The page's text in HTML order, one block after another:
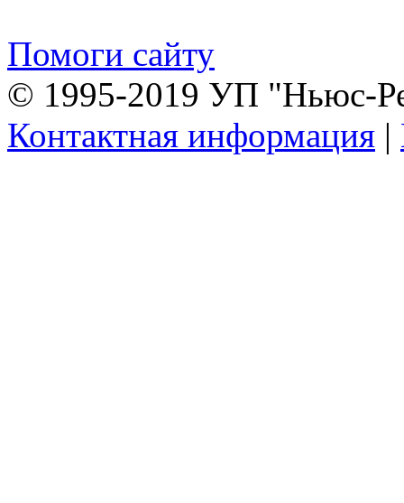
Помоги сайту
© 1995-2019 УП "Ньюс-
Контактная информация |